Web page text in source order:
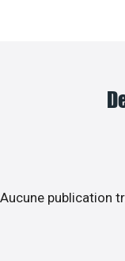
Aucune publication